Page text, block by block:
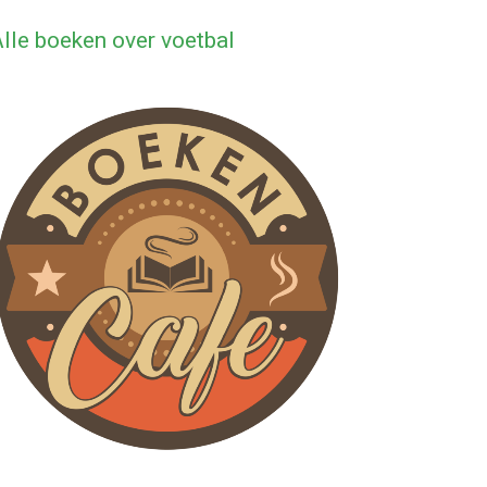
boeken over voetbal